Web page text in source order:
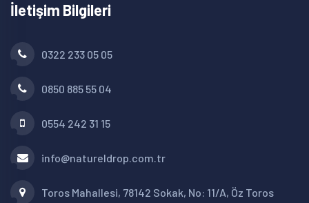
İletişim Bilgileri
0322 233 05 05
0850 885 55 04
0554 242 31 15
info@natureldrop.com.tr
Toros Mahallesi, 78142 Sokak, No: 11/A, Öz Toros